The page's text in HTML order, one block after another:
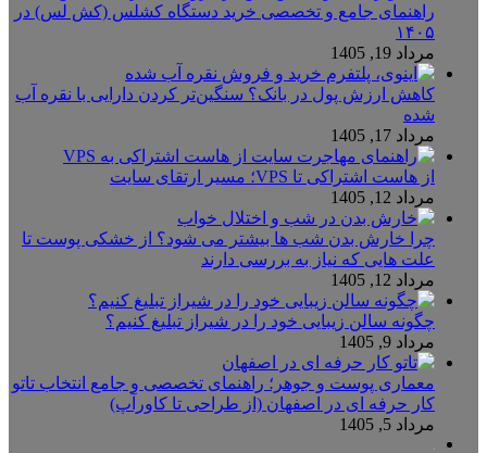
راهنمای جامع و تخصصی خرید دستگاه کشلس (کش لس) در
۱۴۰۵
مرداد 19, 1405
کاهش ارزش پول در بانک؟ سنگین‌تر کردن دارایی با نقره آب
شده
مرداد 17, 1405
از هاست اشتراکی تا VPS؛ مسیر ارتقای سایت
مرداد 12, 1405
چرا خارش بدن شب ها بیشتر می شود؟ از خشکی پوست تا
علت هایی که نیاز به بررسی دارند
مرداد 12, 1405
چگونه سالن زیبایی خود را در شیراز تبلیغ کنیم؟
مرداد 9, 1405
معماری پوست و جوهر؛ راهنمای تخصصی و جامع انتخاب تاتو
کار حرفه ای در اصفهان (از طراحی تا کاورآپ)
مرداد 5, 1405